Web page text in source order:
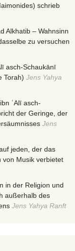
schrieb
Alkhatib – Wahnsinn
zu versuchen
asch-Schaukānī
Torah) Jens Yahya
ʿAlī asch-
der Geringe, der
Jens
jeden, der das
von Musik verbietet
in der Religion und
außerhalb des
Jens Yahya Ranft